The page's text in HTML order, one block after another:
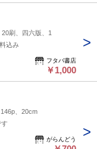
刷、四六版、1
込み
フタバ書店
￥1,000
、20cm
がらんどう